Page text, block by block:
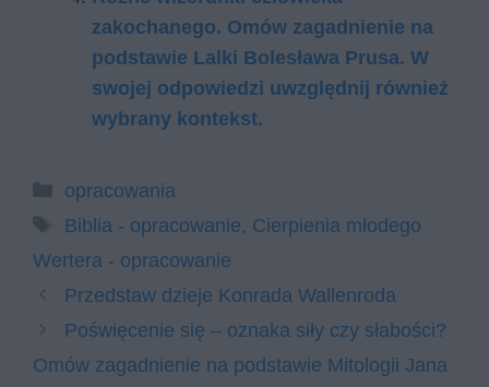
zakochanego. Omów zagadnienie na
podstawie Lalki Bolesława Prusa. W
swojej odpowiedzi uwzględnij również
wybrany kontekst.
Kategorie
opracowania
Tagi
Biblia - opracowanie, Cierpienia młodego
Wertera - opracowanie
Przedstaw dzieje Konrada Wallenroda
Poświęcenie się – oznaka siły czy słabości?
Omów zagadnienie na podstawie Mitologii Jana